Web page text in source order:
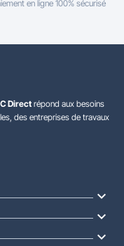
en ligne 100% sécurisé
Directrépond aux besoins
des entreprises de travaux


